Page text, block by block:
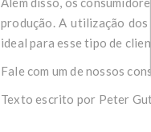
produção. A utilização
ideal para esse tipo de
Fale com um de nossos
Texto escrito por Peter